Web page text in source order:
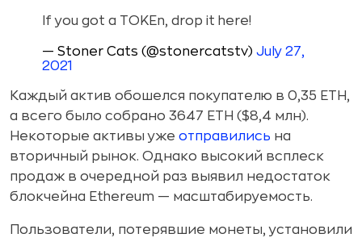
If you got a TOKEn, drop it here!
— Stoner Cats (@stonercatstv) July 27,
2021
Каждый актив обошелся покупателю в 0,35 ETH,
а всего было собрано 3647 ETH ($8,4 млн).
Некоторые активы уже отправились на
вторичный рынок. Однако высокий всплеск
продаж в очередной раз выявил недостаток
блокчейна Ethereum — масштабируемость.
Пользователи, потерявшие монеты, установили